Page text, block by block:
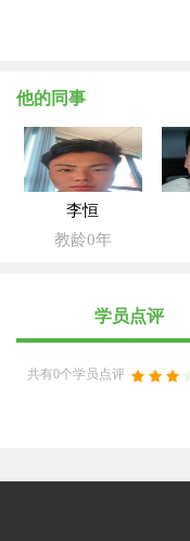
他的同事
李恒
教龄0年
学员点评
共有0个学员点评